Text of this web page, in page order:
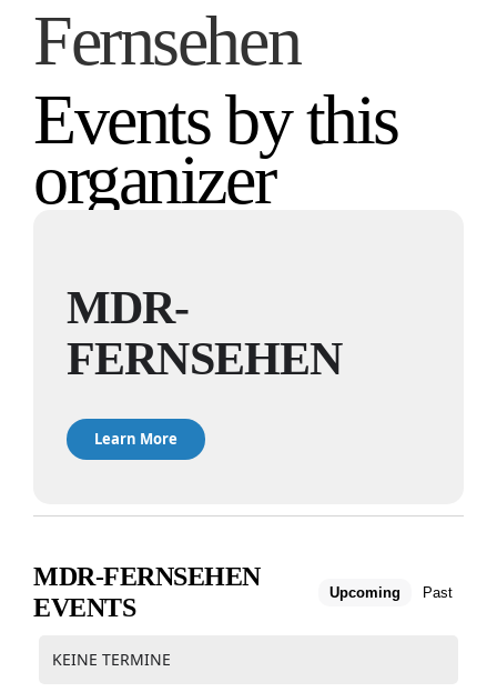
Fernsehen
Events by this
organizer
MDR-
FERNSEHEN
Learn More
MDR-FERNSEHEN
EVENTS
Upcoming Past
KEINE TERMINE